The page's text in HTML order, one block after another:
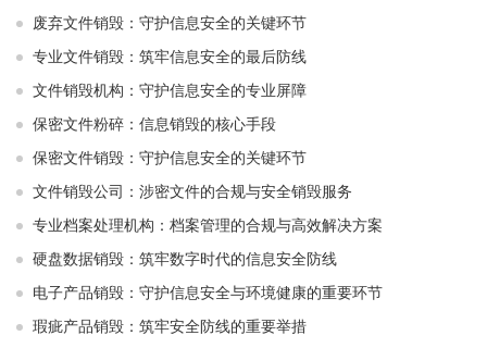
废弃文件销毁：守护信息安全的关键环节
专业文件销毁：筑牢信息安全的最后防线
文件销毁机构：守护信息安全的专业屏障
保密文件粉碎：信息销毁的核心手段
保密文件销毁：守护信息安全的关键环节
文件销毁公司：涉密文件的合规与安全销毁服务
专业档案处理机构：档案管理的合规与高效解决方案
硬盘数据销毁：筑牢数字时代的信息安全防线
电子产品销毁：守护信息安全与环境健康的重要环节
瑕疵产品销毁：筑牢安全防线的重要举措